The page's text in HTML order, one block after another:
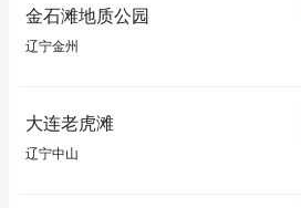
金石滩地质公园
辽宁金州
大连老虎滩
辽宁中山